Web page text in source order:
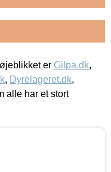
er Gilpa.dk,
, Dyrelageret.dk,
alle har et stort